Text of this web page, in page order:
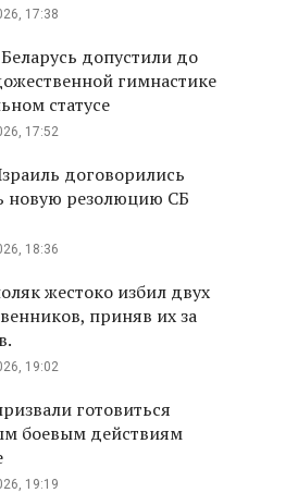
17:38
допустили до
гимнастике
статусе
17:52
договорились
новую резолюцию СБ
18:36
жестоко избил двух
приняв их за
19:02
готовиться
боевым действиям
19:19